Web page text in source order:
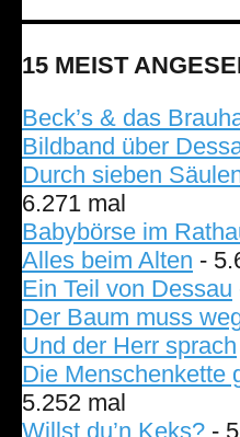
15 MEIST
Beck’s & das
Bildband über
Durch sieben
6.271 mal
Babybörse im
Alles beim Alten -
Ein Teil von Dessau
Der Baum muss
Und der Herr sprach
Die Menschenkette
5.252 mal
Willst du’n Keks? -